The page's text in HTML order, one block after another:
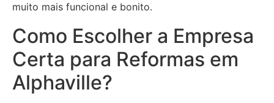
muito mais funcional e bonito.
Como Escolher a Empresa
Certa para Reformas em
Alphaville?